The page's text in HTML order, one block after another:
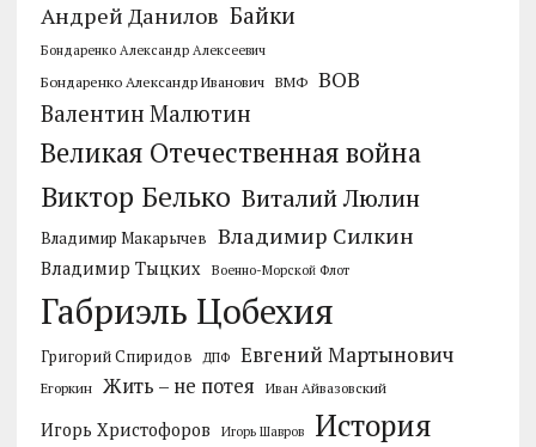
Андрей Данилов Байки
Бондаренко Александр Алексеевич
Бондаренко Александр Иванович ВМФ ВОВ
Валентин Малютин
Великая Отечественная война
Виктор Белько Виталий Люлин
Владимир Макарычев Владимир Силкин
Владимир Тыцких Военно-Морской Флот
Габриэль Цобехия
Григорий Спиридов ДПФ Евгений Мартынович
Егоркин Жить – не потея Иван Айвазовский
Игорь Христофоров Игорь Шавров История